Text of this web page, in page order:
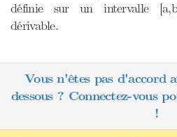
définie sur un intervalle
dérivable.
Vous n'êtes pas d'accord
dessous ? Connectez-vous
!